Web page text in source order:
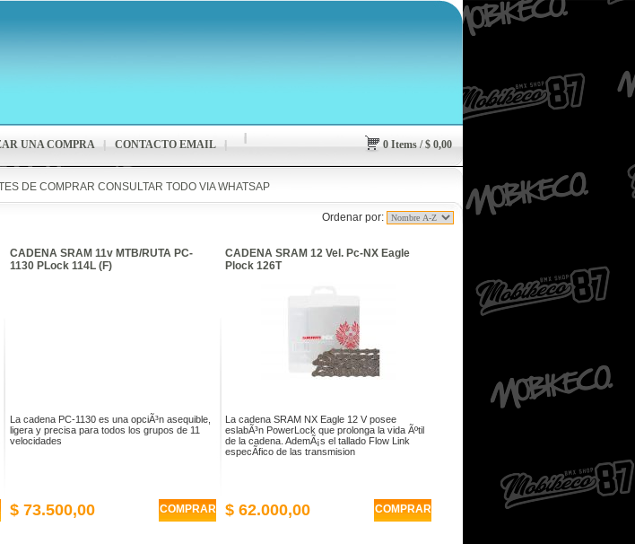
0 Items/ $ 0,00
UNA COMPRA CONTACTO EMAIL
DE COMPRAR CONSULTAR TODO VIA WHATSAP
Ordenar por:
CADENA SRAM 11v MTB/RUTA PC-
1130 PLock 114L (F)
La cadena PC-1130 es una opciÃ³n asequible,
ligera y precisa para todos los grupos de 11
velocidades
$ 73.500,00 COMPRAR
CADENA SRAM 12 Vel. Pc-NX Eagle
Plock 126T
La cadena SRAM NX Eagle 12 V posee
eslabÃ³n PowerLock que prolonga la vida Ãºtil
de la cadena. AdemÃ¡s el tallado Flow Link
especÃ­fico de las transmision
$ 62.000,00 COMPRAR